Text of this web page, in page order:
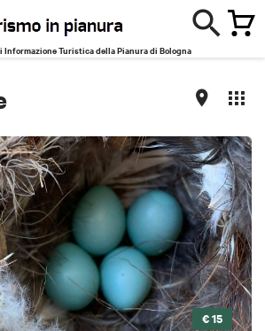
Informazione Turistica della Pianura di Bologna
€ 15